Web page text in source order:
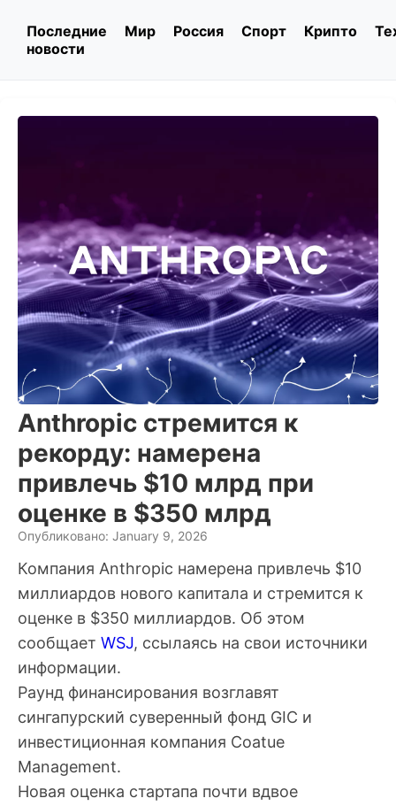
Последние
новости
Мир Россия Спорт Крипто
Anthropic стремится к
рекорду: намерена
привлечь $10 млрд при
оценке в $350 млрд
Опубликовано: January 9, 2026
Компания Anthropic намерена привлечь $10
миллиардов нового капитала и стремится к
оценке в $350 миллиардов. Об этом
сообщает WSJ, ссылаясь на свои источники
информации.
Раунд финансирования возглавят
сингапурский суверенный фонд GIC и
инвестиционная компания Coatue
Management.
Новая оценка стартапа почти вдвое